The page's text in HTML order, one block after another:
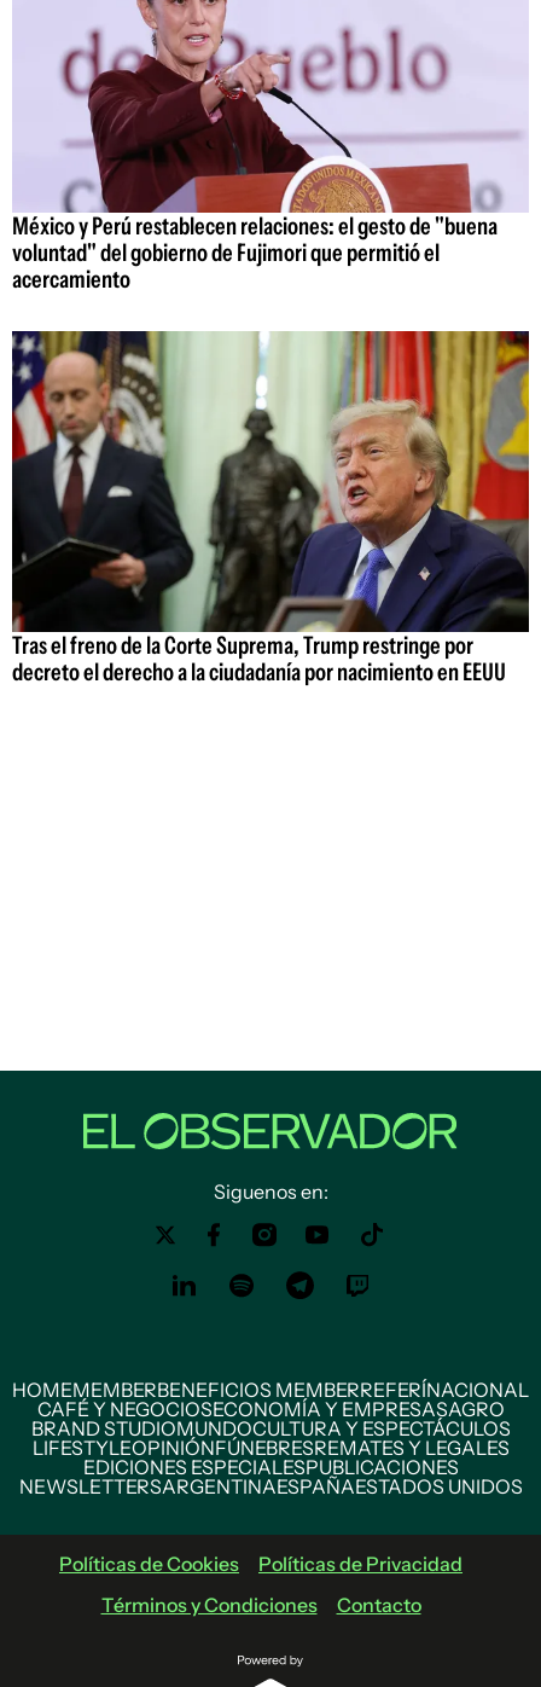
México y Perú restablecen relaciones: el gesto de "buena
voluntad" del gobierno de Fujimori que permitió el
acercamiento
Tras el freno de la Corte Suprema, Trump restringe por
decreto el derecho a la ciudadanía por nacimiento en EEUU
Siguenos en:
HOMEMEMBERBENEFICIOS MEMBERREFERÍNACIONAL
CAFÉ Y NEGOCIOSECONOMÍA Y EMPRESASAGRO
BRAND STUDIOMUNDOCULTURA Y ESPECTÁCULOS
LIFESTYLEOPINIÓNFÚNEBRESREMATES Y LEGALES
EDICIONES ESPECIALESPUBLICACIONES
NEWSLETTERSARGENTINAESPAÑAESTADOS UNIDOS
Políticas de Cookies
Políticas de Privacidad
Términos y Condiciones
Contacto